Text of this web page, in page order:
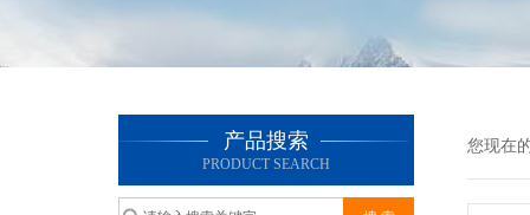
产品搜索
PRODUCT SEARCH
您现在